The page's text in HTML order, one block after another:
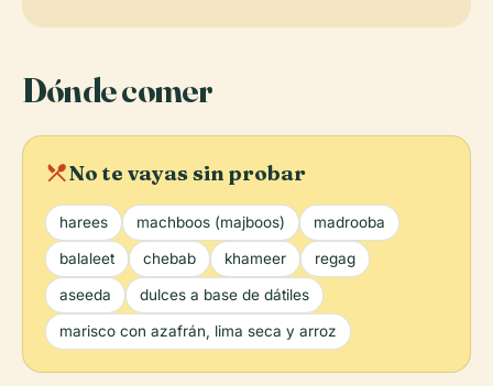
Dónde comer
local_diningNo te vayas sin probar
harees machboos (majboos) madrooba
balaleet chebab khameer regag
aseeda dulces a base de dátiles
marisco con azafrán, lima seca y arroz